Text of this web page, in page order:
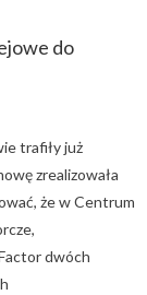
do
trafiły już
zrealizowała
że w Centrum
dwóch